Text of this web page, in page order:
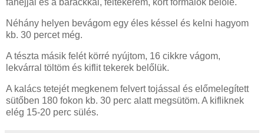
fahéjjal és a barackkal, feltekerem, kört formálok belőle.
Néhány helyen bevágom egy éles késsel és kelni hagyom
kb. 30 percet még.
A tészta másik felét körré nyújtom, 16 cikkre vágom,
lekvárral töltöm és kiflit tekerek belőlük.
A kalács tetejét megkenem felvert tojással és előmelegített
sütőben 180 fokon kb. 30 perc alatt megsütöm. A kifliknek
elég 15-20 perc sülés.